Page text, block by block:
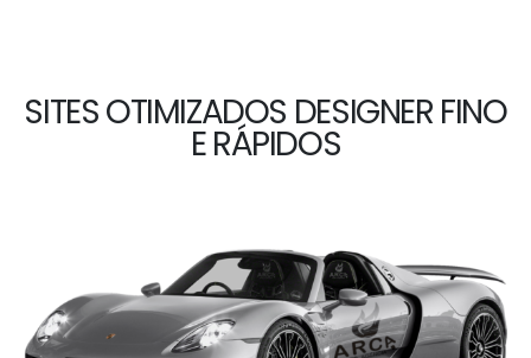
SITES OTIMIZADOS DESIGNER FINO
E RÁPIDOS